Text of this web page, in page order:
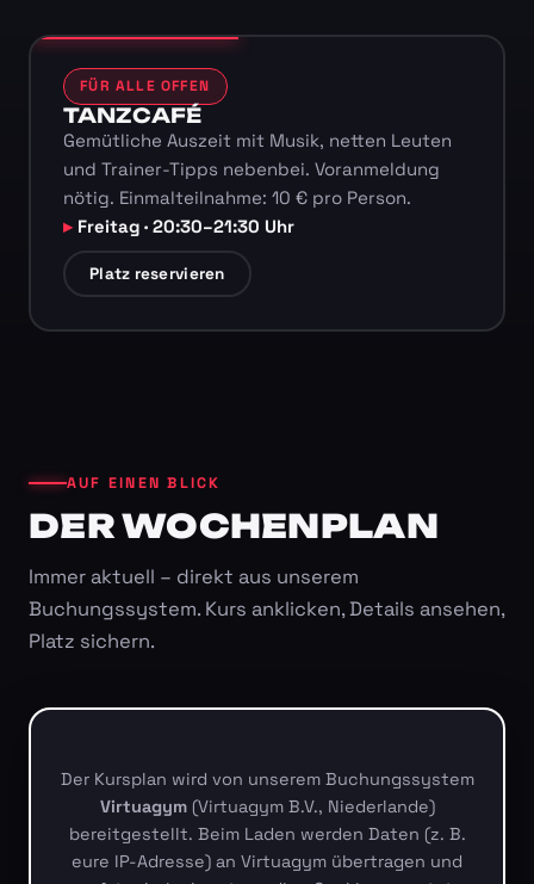
FÜR ALLE OFFEN
TANZCAFÉ
Gemütliche Auszeit mit Musik, netten Leuten
und Trainer-Tipps nebenbei. Voranmeldung
nötig. Einmalteilnahme: 10 € pro Person.
Freitag · 20:30–21:30 Uhr
Platz reservieren
AUF EINEN BLICK
DER WOCHENPLAN
Immer aktuell – direkt aus unserem
Buchungssystem. Kurs anklicken, Details ansehen,
Platz sichern.
Der Kursplan wird von unserem Buchungssystem
Virtuagym(Virtuagym B.V., Niederlande)
bereitgestellt. Beim Laden werden Daten (z. B.
eure IP-Adresse) an Virtuagym übertragen und